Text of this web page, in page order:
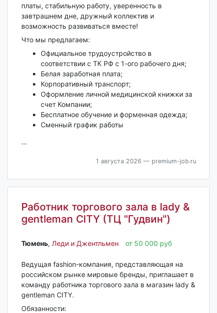
платы, стабильную работу, уверенность в
завтрашнем дне, дружный коллектив и
возможность развиваться вместе!
Что мы предлагаем:
Официальное трудоустройство в
соответствии с ТК РФ с 1-ого рабочего дня;
Белая заработная плата;
Корпоративный транспорт;
Оформление личной медицинской книжки за
счет Компании;
Бесплатное обучение и форменная одежда;
Сменный график работы
...
1 августа 2026 — premium-job.ru
Работник торгового зала в lady &
gentleman CITY (ТЦ "Гудвин")
Тюмень‎, Леди и Джентльмен от 50 000 руб
Ведущая fashion-компания, представляющая на
российском рынке мировые бренды, приглашает в
команду работника торгового зала в магазин lady &
gentleman CITY.
Обязанности: